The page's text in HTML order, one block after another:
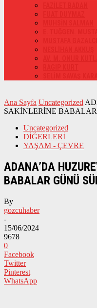
Ana Sayfa Uncategorized
SAKİNLERİNE
Uncategorized
DİĞERLERİ
YAŞAM - ÇEVRE
ADANA’DA
BABALAR GÜNÜ
By
gozcuhaber
-
15/06/2024
9678
0
Facebook
Twitter
Pinterest
WhatsApp